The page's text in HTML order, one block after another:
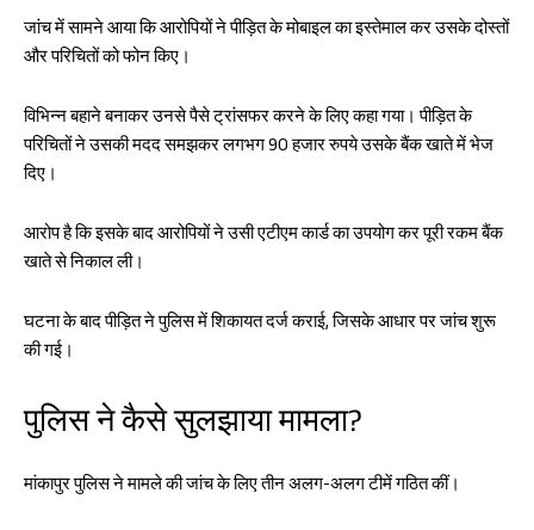
जांच में सामने आया कि आरोपियों ने पीड़ित के मोबाइल का इस्तेमाल कर उसके दोस्तों
और परिचितों को फोन किए।
विभिन्न बहाने बनाकर उनसे पैसे ट्रांसफर करने के लिए कहा गया। पीड़ित के
परिचितों ने उसकी मदद समझकर लगभग 90 हजार रुपये उसके बैंक खाते में भेज
दिए।
आरोप है कि इसके बाद आरोपियों ने उसी एटीएम कार्ड का उपयोग कर पूरी रकम बैंक
खाते से निकाल ली।
घटना के बाद पीड़ित ने पुलिस में शिकायत दर्ज कराई, जिसके आधार पर जांच शुरू
की गई।
पुलिस ने कैसे सुलझाया मामला?
मांकापुर पुलिस ने मामले की जांच के लिए तीन अलग-अलग टीमें गठित कीं।